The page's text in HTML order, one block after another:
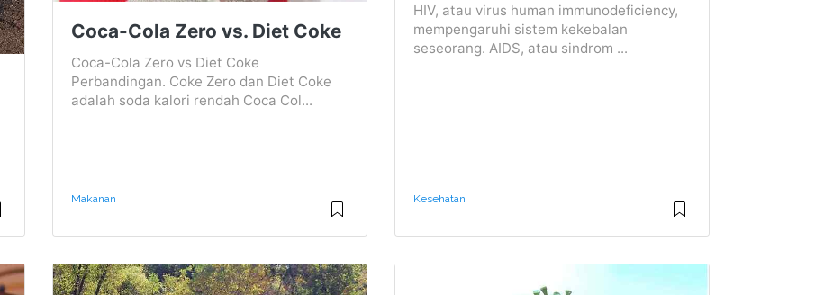
Coca-Cola Zero vs. Diet Coke
Coca-Cola Zero vs Diet Coke
Perbandingan. Coke Zero dan Diet Coke
adalah soda kalori rendah Coca Col...
Makanan
HIV, atau virus human immunodeficiency,
mempengaruhi sistem kekebalan
seseorang. AIDS, atau sindrom ...
Kesehatan